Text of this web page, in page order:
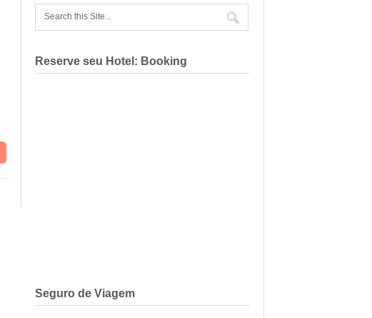
Reserve seu Hotel: Booking
Seguro de Viagem